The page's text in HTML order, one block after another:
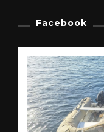
Facebook